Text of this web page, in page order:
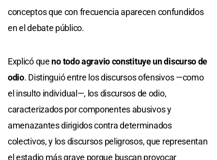
conceptos que con frecuencia aparecen confundidos
en el debate público.
Explicó que no todo agravio constituye un discurso de
odio. Distinguió entre los discursos ofensivos —como
el insulto individual—, los discursos de odio,
caracterizados por componentes abusivos y
amenazantes dirigidos contra determinados
colectivos, y los discursos peligrosos, que representan
el estadio más grave porque buscan provocar